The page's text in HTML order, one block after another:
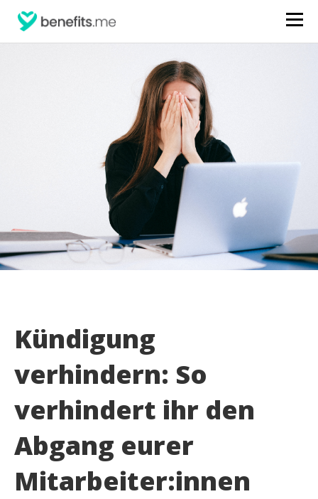
Kündigung
verhindern: So
verhindert ihr den
Abgang eurer
Mitarbeiter:innen